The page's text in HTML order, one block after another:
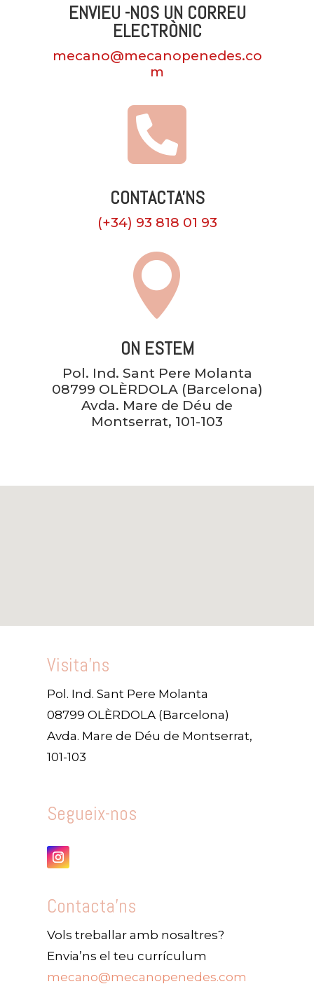
ENVIEU -NOS UN CORREU
ELECTRÒNIC
mecano@mecanopenedes.co
m

CONTACTA'NS
(+34) 93 818 01 93

ON ESTEM
Pol. Ind. Sant Pere Molanta
08799 OLÈRDOLA (Barcelona)
Avda. Mare de Déu de
Montserrat, 101-103
Visita'ns
Pol. Ind. Sant Pere Molanta
08799 OLÈRDOLA (Barcelona)
Avda. Mare de Déu de Montserrat,
101-103
Segueix-nos
Contacta'ns
Vols treballar amb nosaltres?
Envia’ns el teu currículum
mecano@mecanopenedes.com